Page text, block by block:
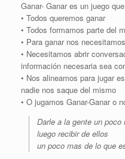
Ganar- Ganar es un juego
• Todos queremos ganar
• Todos formamos parte del
• Para ganar nos
• Necesitamos abrir
información necesaria sea
• Nos alineamos para jugar
nadie nos saque del mismo
• O jugamos Ganar-Ganar o
Darle a la gente un
luego recibir de ellos
un poco mas de lo que